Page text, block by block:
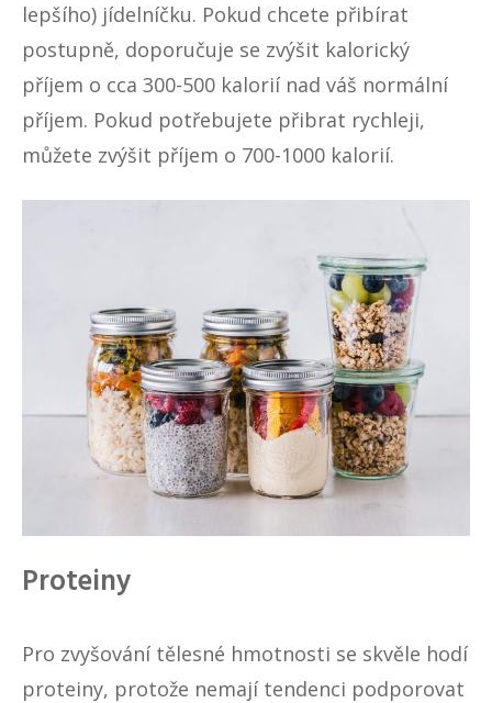
lepšího) jídelníčku. Pokud chcete přibírat
postupně, doporučuje se zvýšit kalorický
příjem o cca 300-500 kalorií nad váš normální
příjem. Pokud potřebujete přibrat rychleji,
můžete zvýšit příjem o 700-1000 kalorií.
Proteiny
Pro zvyšování tělesné hmotnosti se skvěle hodí
proteiny, protože nemají tendenci podporovat